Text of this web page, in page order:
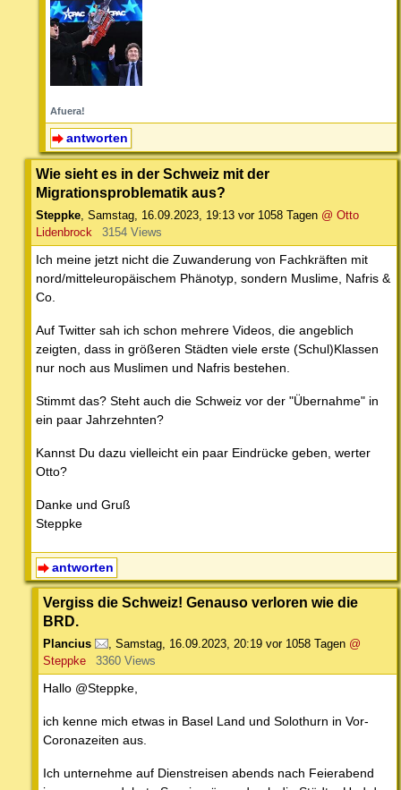
Afuera!
antworten
Wie sieht es in der Schweiz mit der
Migrationsproblematik aus?
Steppke Samstag, 16.09.2023, 19:13 vor 1058 Tagen @ Otto
Lidenbrock
3154 Views
Ich meine jetzt nicht die Zuwanderung von Fachkräften mit
nord/mitteleuropäischem Phänotyp, sondern Muslime, Nafris &
Co.
Auf Twitter sah ich schon mehrere Videos, die angeblich
zeigten, dass in größeren Städten viele erste (Schul)Klassen
nur noch aus Muslimen und Nafris bestehen.
Stimmt das? Steht auch die Schweiz vor der "Übernahme" in
ein paar Jahrzehnten?
Kannst Du dazu vielleicht ein paar Eindrücke geben, werter
Otto?
Danke und Gruß
Steppke
antworten
Vergiss die Schweiz! Genauso verloren wie die
BRD.
Plancius , Samstag, 16.09.2023, 20:19 vor 1058 Tagen @
Steppke
3360 Views
Hallo @Steppke,
ich kenne mich etwas in Basel Land und Solothurn in Vor-
Coronazeiten aus.
Ich unternehme auf Dienstreisen abends nach Feierabend